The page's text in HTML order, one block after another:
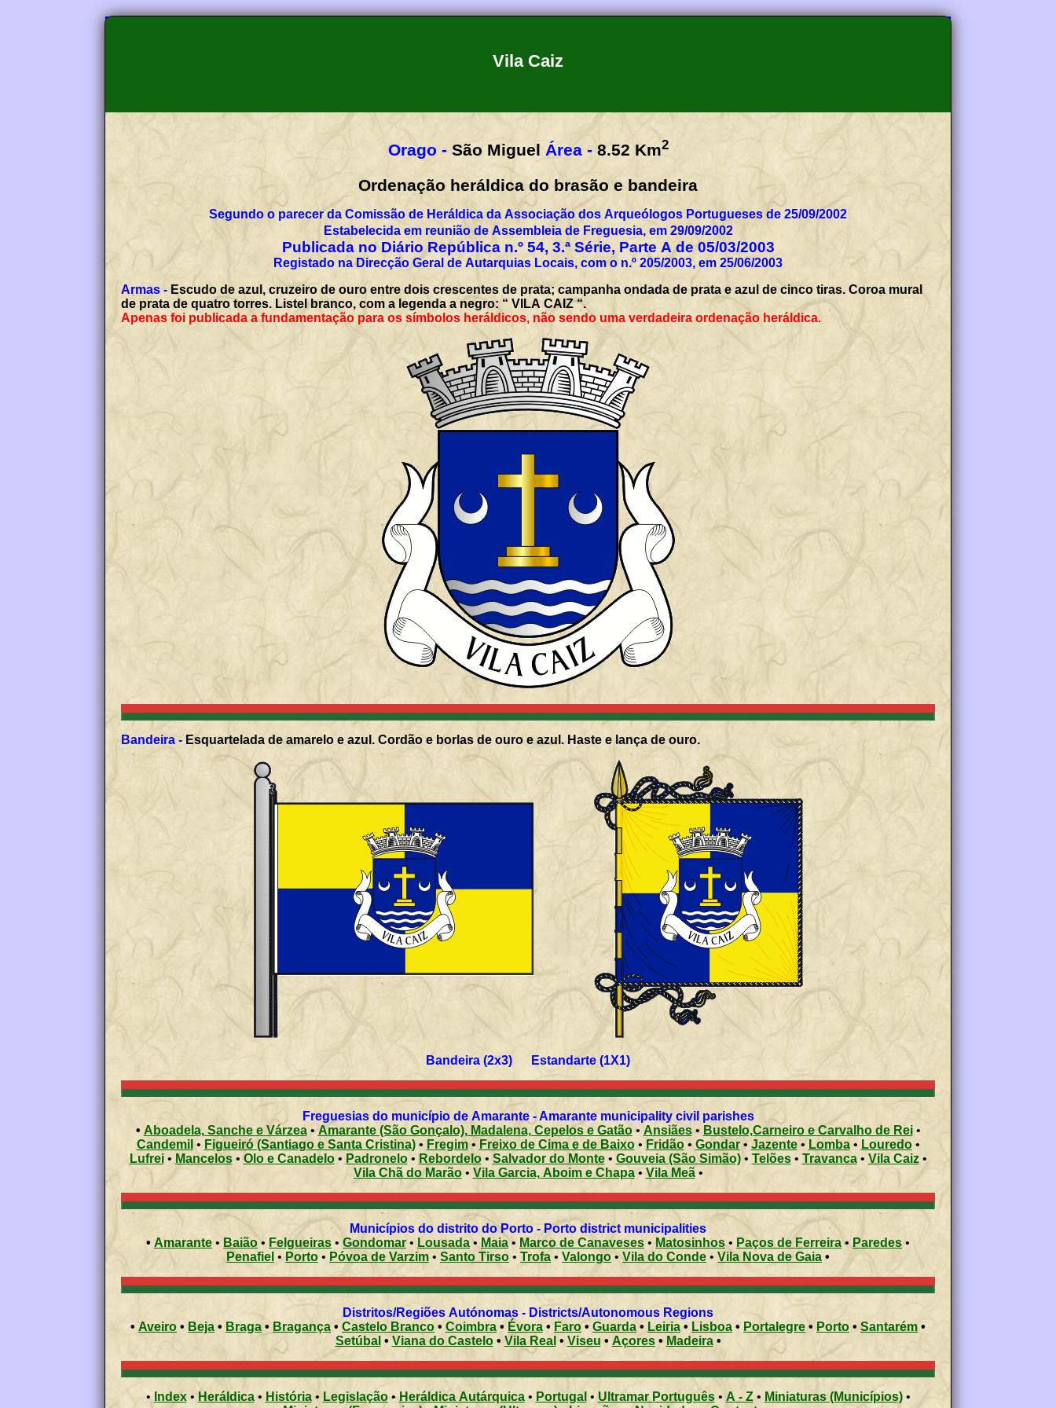
Vila Caiz
Orago - São Miguel Área - 8.52 Km2
Ordenação heráldica do brasão e bandeira
Segundo o parecer da Comissão de Heráldica da Associação dos Arqueólogos Portugueses de 25/09/2002
Estabelecida em reunião de Assembleia de Freguesia, em 29/09/2002
Publicada no Diário República n.º 54, 3.ª Série, Parte A de 05/03/2003
Registado na Direcção Geral de Autarquias Locais, com o n.º 205/2003, em 25/06/2003
Armas - Escudo de azul, cruzeiro de ouro entre dois crescentes de prata; campanha ondada de prata e azul de cinco tiras. Coroa mural
de prata de quatro torres. Listel branco, com a legenda a negro: “ VILA CAIZ “.
Apenas foi publicada a fundamentação para os símbolos heráldicos, não sendo uma verdadeira ordenação heráldica.
Bandeira - Esquartelada de amarelo e azul. Cordão e borlas de ouro e azul. Haste e lança de ouro.
Bandeira (2x3) Estandarte (1X1)
Freguesias do município de Amarante - Amarante municipality civil parishes
• Aboadela, Sanche e Várzea•Amarante (São Gonçalo), Madalena, Cepelos e Gatão• Ansiães• Bustelo,Carneiro e Carvalho de Rei•
Candemil • Figueiró (Santiago e Santa Cristina)• Fregim• Freixo de Cima e de Baixo• Fridão• Gondar• Jazente• Lomba• Louredo•
Lufrei• Mancelos• Olo e Canadelo• Padronelo• Rebordelo• Salvador do Monte• Gouveia (São Simão)• Telões• Travanca• Vila Caiz•
Vila Chã do Marão• Vila Garcia, Aboim e Chapa•Vila Meã•
Municípios do distrito do Porto - Porto district municipalities
• Amarante • Baião• Felgueiras • Gondomar• Lousada • Maia• Marco de Canaveses • Matosinhos• Paços de Ferreira• Paredes•
Penafiel •Porto • Póvoa de Varzim • Santo Tirso • Trofa • Valongo• Vila do Conde • Vila Nova de Gaia •
Distritos/Regiões Autónomas - Districts/Autonomous Regions
• Aveiro • Beja • Braga • Bragança• Castelo Branco • Coimbra • Évora • Faro• Guarda • Leiria • Lisboa• Portalegre • Porto • Santarém •
Setúbal • Viana do Castelo• Vila Real • Viseu• Açores • Madeira •
• Index• Heráldica• História • Legislação •Heráldica Autárquica• Portugal • Ultramar Português• A - Z• Miniaturas (Municípios)•